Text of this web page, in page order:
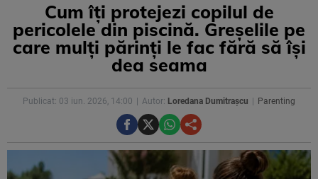
Cum îți protejezi copilul de
pericolele din piscină. Greșelile pe
care mulți părinți le fac fără să își
dea seama
Publicat: 03 iun. 2026, 14:00 Autor: Loredana Dumitrașcu Parenting